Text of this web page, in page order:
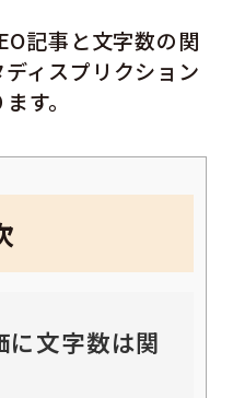
記事と文字数の関
ィスプリクション
す。
に文字数は関